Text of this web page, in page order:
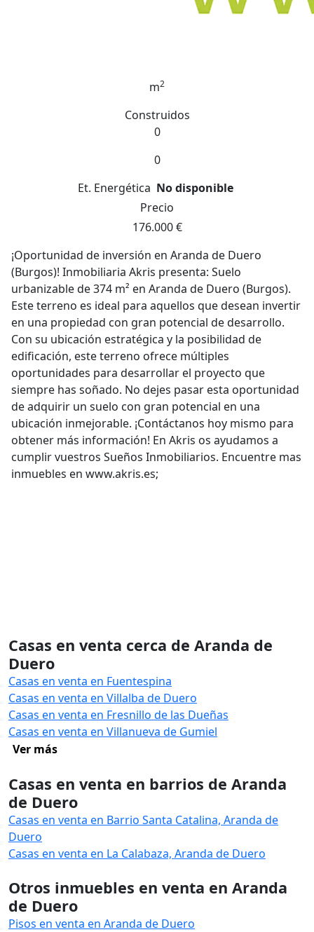
m2
Construidos
0
0
Et. Energética No disponible
Precio
176.000 €
¡Oportunidad de inversión en Aranda de Duero
(Burgos)! Inmobiliaria Akris presenta: Suelo
urbanizable de 374 m² en Aranda de Duero (Burgos).
Este terreno es ideal para aquellos que desean invertir
en una propiedad con gran potencial de desarrollo.
Con su ubicación estratégica y la posibilidad de
edificación, este terreno ofrece múltiples
oportunidades para desarrollar el proyecto que
siempre has soñado. No dejes pasar esta oportunidad
de adquirir un suelo con gran potencial en una
ubicación inmejorable. ¡Contáctanos hoy mismo para
obtener más información! En Akris os ayudamos a
cumplir vuestros Sueños Inmobiliarios. Encuentre mas
inmuebles en www.akris.es;
Casas en venta cerca de Aranda de
Duero
Casas en venta en Fuentespina
Casas en venta en Villalba de Duero
Casas en venta en Fresnillo de las Dueñas
Casas en venta en Villanueva de Gumiel
Ver más
Casas en venta en barrios de Aranda
de Duero
Casas en venta en Barrio Santa Catalina, Aranda de
Duero
Casas en venta en La Calabaza, Aranda de Duero
Otros inmuebles en venta en Aranda
de Duero
Pisos en venta en Aranda de Duero